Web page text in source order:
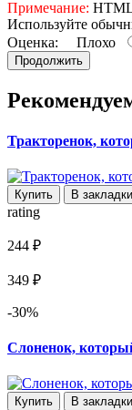
Примечание: HTML
Используйте
Оценка: Плохо
Продолжить
Тракторенок,
Купить В закладки
rating
244 ₽
349 ₽
-30%
Слоненок,
Купить В закладки